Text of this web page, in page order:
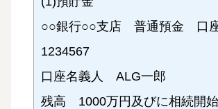
○○銀行○○支店 普通預金 口座
1234567
口座名義人 ALG一郎
残高 1000万円及びに相続開